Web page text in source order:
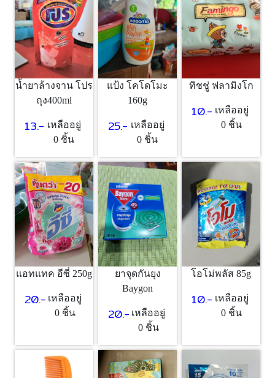
น้ำยาล้างจาน โปร
ถุง400ml
13.- เหลืออยู่
0 ชิ้น
แป้ง โคโดโมะ
160g
25.- เหลืออยู่
0 ชิ้น
ทิชชู่ ฟลามิงโก
10.- เหลืออยู่
0 ชิ้น
แอทแทค อีซี่ 250g
20.- เหลืออยู่
0 ชิ้น
ยาจุดกันยุง
Baygon
20.- เหลืออยู่
0 ชิ้น
โอโม่พลัส 85g
10.- เหลืออยู่
0 ชิ้น